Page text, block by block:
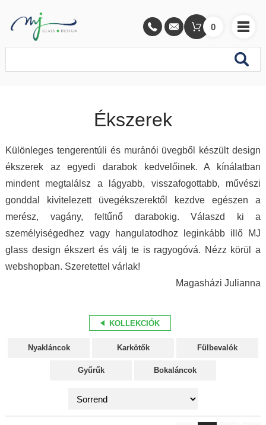
0
Ékszerek
Különleges tengerentúli és muránói üvegből készült design
ékszerek az egyedi darabok kedvelőinek. A kínálatban
mindent megtalálsz a lágyabb, visszafogottabb, művészi
gonddal kivitelezett üvegékszerektől kezdve egészen a
merész, vagány, feltűnő darabokig. Válaszd ki a
személyiségedhez vagy hangulatodhoz leginkább illő MJ
glass design ékszert és válj te is ragyogóvá. Nézz körül a
webshopban. Szeretettel várlak!
Magasházi Julianna
KOLLEKCIÓK
Nyakláncok Karkötők Fülbevalók
Gyűrűk Bokaláncok